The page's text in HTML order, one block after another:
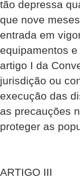
tão depressa
que nove
entrada em
equipamentos
artigo I da
jurisdição ou
execução das
as precauções
proteger as
ARTIGO III